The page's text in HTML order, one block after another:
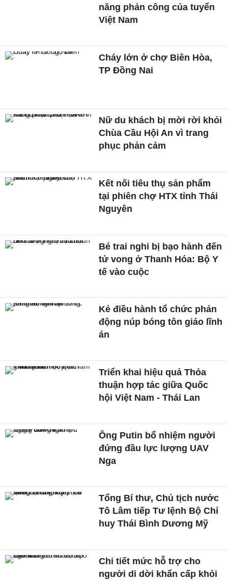
năng phản công của tuyển
Việt Nam
Cháy lớn ở chợ Biên Hòa,
TP Đồng Nai
Nữ du khách bị mời rời khỏi
Chùa Cầu Hội An vì trang
phục phản cảm
Kết nối tiêu thụ sản phẩm
tại phiên chợ HTX tỉnh Thái
Nguyên
Bé trai nghi bị bạo hành đến
tử vong ở Thanh Hóa: Bộ Y
tế vào cuộc
Kẻ điều hành tổ chức phản
động núp bóng tôn giáo lĩnh
án
Triển khai hiệu quả Thỏa
thuận hợp tác giữa Quốc
hội Việt Nam - Thái Lan
Ông Putin bổ nhiệm người
đứng đầu lực lượng UAV
Nga
Tổng Bí thư, Chủ tịch nước
Tô Lâm tiếp Tư lệnh Bộ Chỉ
huy Thái Bình Dương Mỹ
Chi tiết mức hỗ trợ cho
người di dời khẩn cấp khỏi